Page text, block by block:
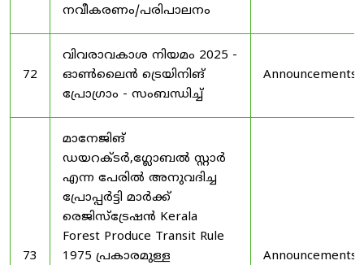
നവീകരണം/പരിപാലനം
72
വിവരാവകാശ നിയമം 2025 -
ഓൺലൈൻ ട്രെയിനിങ്
പ്രോഗ്രാം - സംബന്ധിച്ച്
Announcements
73
മാനേജിങ്
ഡയറക്ടർ,ഗ്ലോബൽ സ്റ്റാർ
എന്ന പേരിൽ അനുവദിച്ച
പ്രോപ്പർട്ടി മാർക്ക്
രെജിസ്ട്രേഷൻ Kerala
Forest Produce Transit Rule
1975 പ്രകാരമുള്ള
Announcements